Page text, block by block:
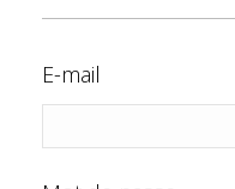
E-mail